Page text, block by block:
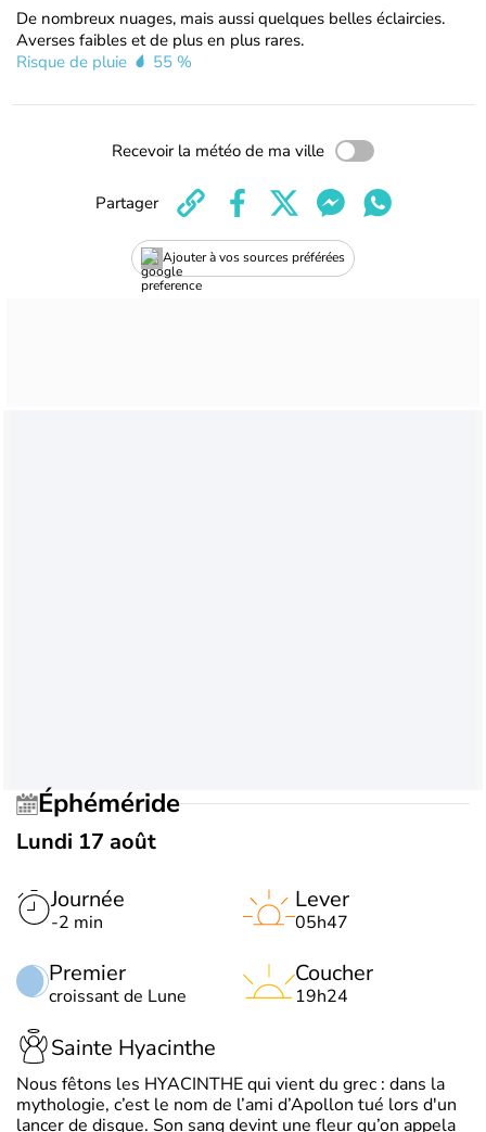
De nombreux nuages, mais aussi quelques belles éclaircies.
Averses faibles et de plus en plus rares.
Risque de pluie
55 %
Recevoir la météo de ma ville
Ajouter à vos sources préférées
Partager
Éphéméride
Lundi 17 août
Journée
-2 min
Premier
croissant de Lune
Lever
05h47
Coucher
19h24
Sainte Hyacinthe
Nous fêtons les HYACINTHE qui vient du grec : dans la
mythologie, c’est le nom de l’ami d’Apollon tué lors d'un
lancer de disque. Son sang devint une fleur qu’on appela